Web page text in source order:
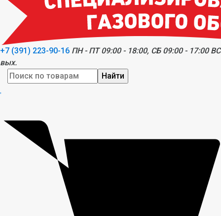
+7 (391) 223-90-16 ПН - ПТ 09:00 - 18:00, СБ 09:00 - 17:00
вых.
Найти